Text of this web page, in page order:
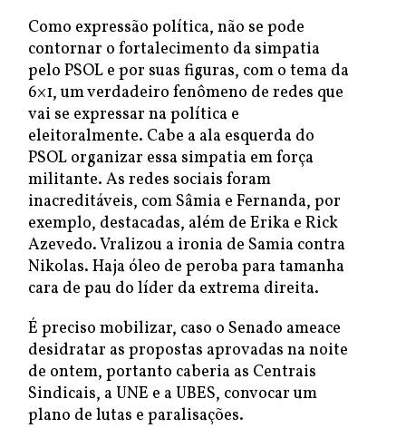
Como expressão política, não se pode
contornar o fortalecimento da simpatia
pelo PSOL e por suas figuras, com o tema da
6×1, um verdadeiro fenômeno de redes que
vai se expressar na política e
eleitoralmente. Cabe a ala esquerda do
PSOL organizar essa simpatia em força
militante. As redes sociais foram
inacreditáveis, com Sâmia e Fernanda, por
exemplo, destacadas, além de Erika e Rick
Azevedo. Vralizou a ironia de Samia contra
Nikolas. Haja óleo de peroba para tamanha
cara de pau do líder da extrema direita.
É preciso mobilizar, caso o Senado ameace
desidratar as propostas aprovadas na noite
de ontem, portanto caberia as Centrais
Sindicais, a UNE e a UBES, convocar um
plano de lutas e paralisações.